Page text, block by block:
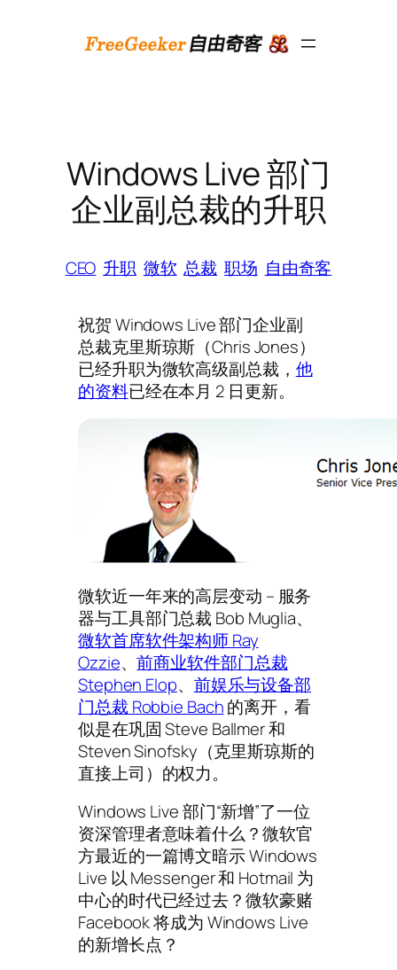
Windows Live 部门
企业副总裁的升职
CEO 升职 微软 总裁 职场 自由奇客
祝贺 Windows Live 部门企业副
总裁克里斯琼斯（Chris Jones）
已经升职为微软高级副总裁， 他
的资料已经在本月 2 日更新。
微软近一年来的高层变动 – 服务
器与工具部门总裁 Bob Muglia、
微软首席软件架构师 Ray
Ozzie、前商业软件部门总裁
Stephen Elop、 前娱乐与设备部
门总裁 Robbie Bach的离开，看
似是在巩固 Steve Ballmer 和
Steven Sinofsky（克里斯琼斯的
直接上司）的权力。
Windows Live 部门“新增”了一位
资深管理者意味着什么？微软官
方最近的一篇博文暗示 Windows
Live 以 Messenger 和 Hotmail 为
中心的时代已经过去？微软豪赌
Facebook 将成为 Windows Live
的新增长点？